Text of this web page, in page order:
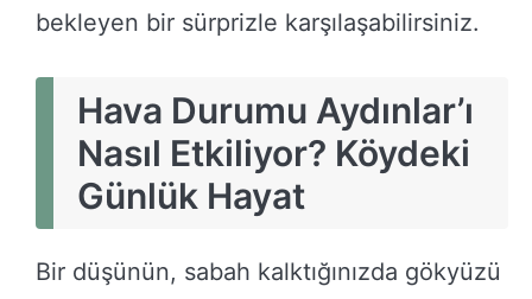
bekleyen bir sürprizle karşılaşabilirsiniz.
Hava Durumu Aydınlar’ı
Nasıl Etkiliyor? Köydeki
Günlük Hayat
Bir düşünün, sabah kalktığınızda gökyüzü